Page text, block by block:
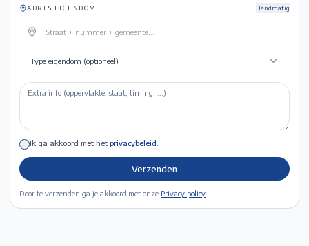
ADRES EIGENDOM Handmatig
Type eigendom (optioneel)
Ik ga akkoord met het privacybeleid
Verzenden
Door te verzenden ga je akkoord met onze Privacy policy